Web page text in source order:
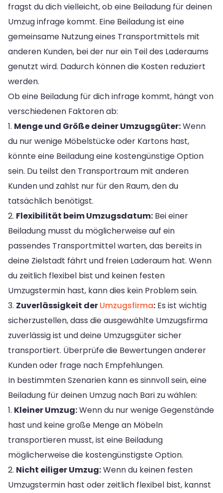
fragst du dich vielleicht, ob eine Beiladung für deinen
Umzug infrage kommt. Eine Beiladung ist eine
gemeinsame Nutzung eines Transportmittels mit
anderen Kunden, bei der nur ein Teil des Laderaums
genutzt wird. Dadurch können die Kosten reduziert
werden.
Ob eine Beiladung für dich infrage kommt, hängt von
verschiedenen Faktoren ab:
1. Menge und Größe deiner Umzugsgüter:Wenn
du nur wenige Möbelstücke oder Kartons hast,
könnte eine Beiladung eine kostengünstige Option
sein. Du teilst den Transportraum mit anderen
Kunden und zahlst nur für den Raum, den du
tatsächlich benötigst.
2. Flexibilität beim Umzugsdatum: Bei einer
Beiladung musst du möglicherweise auf ein
passendes Transportmittel warten, das bereits in
deine Zielstadt fährt und freien Laderaum hat. Wenn
du zeitlich flexibel bist und keinen festen
Umzugstermin hast, kann dies kein Problem sein.
3. Zuverlässigkeit derUmzugsfirma: Es ist wichtig
sicherzustellen, dass die ausgewählte Umzugsfirma
zuverlässig ist und deine Umzugsgüter sicher
transportiert. Überprüfe die Bewertungen anderer
Kunden oder frage nach Empfehlungen.
In bestimmten Szenarien kann es sinnvoll sein, eine
Beiladung für deinen Umzug nach Bari zu wählen:
1. Kleiner Umzug:Wenn du nur wenige Gegenstände
hast und keine große Menge an Möbeln
transportieren musst, ist eine Beiladung
möglicherweise die kostengünstigste Option.
2. Nicht eiliger Umzug:Wenn du keinen festen
Umzugstermin hast oder zeitlich flexibel bist, kannst